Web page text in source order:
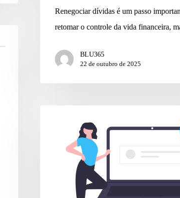
Renegociar dívidas é um passo
retomar o controle da vida financeira,
BLU365
22 de outubro de 2025